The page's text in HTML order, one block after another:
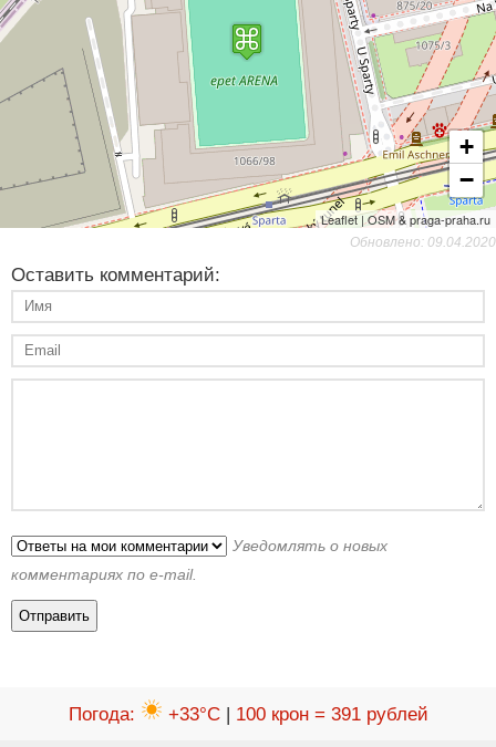
+
−
Leaflet | OSM & praga-praha.ru
Обновлено: 09.04.2020
Оставить комментарий:
Уведомлять о новых
комментариях по e-mail.
Погода: +33°C| 100 крон = 391 рублей